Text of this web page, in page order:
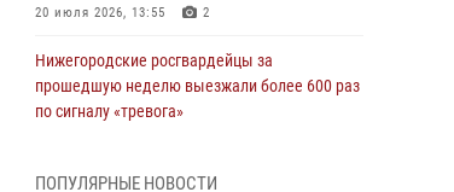
20 июля 2026, 13:55 2
Нижегородские росгвардейцы за
прошедшую неделю выезжали более 600 раз
по сигналу «тревога»
ПОПУЛЯРНЫЕ НОВОСТИ